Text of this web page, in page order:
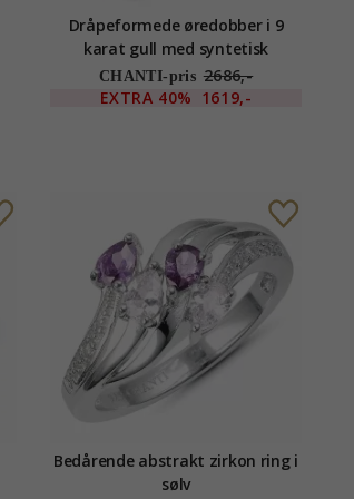
Dråpeformede øredobber i 9
karat gull med syntetisk
ametyst og zirkon - Gold
Collection
CHANTI-pris 2686,-
EXTRA 40% 1619,-
Bedårende abstrakt zirkon ring i
sølv